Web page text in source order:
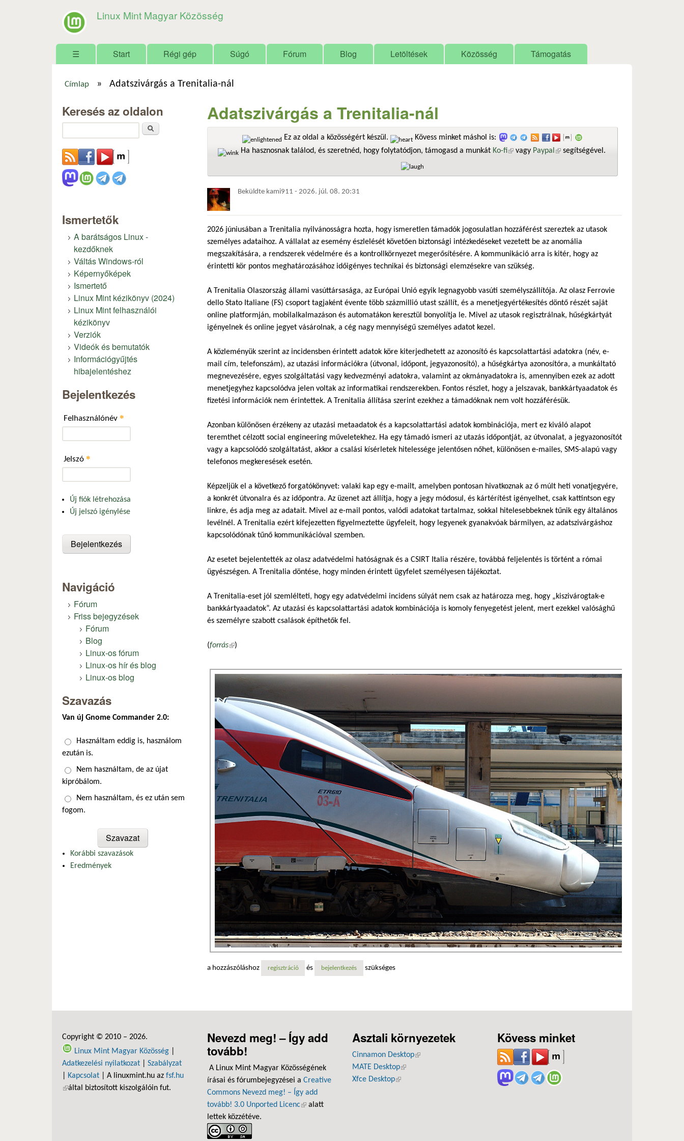
Linux Mint Magyar Közösség
Főmenü
☰ Start Régi gép Súgó Fórum Blog Letöltések Közösség Támogatás
Címlap » Adatszivárgás a Trenitalia-nál
Adatszivárgás a Trenitalia-nál
Ez az oldal a közösségért készül.
Kövess minket máshol is:
Ha hasznosnak találod, és szeretnéd, hogy folytatódjon, támogasd a munkát Ko-fi(külső hivatkozás)
vagy Paypal (külső hivatkozás)
segítségével.
Beküldte kami911 - 2026. júl. 08. 20:31
2026 júniusában a Trenitalia nyilvánosságra hozta, hogy ismeretlen támadók jogosulatlan hozzáférést szereztek az utasok
személyes adataihoz. A vállalat az esemény észlelését követően biztonsági intézkedéseket vezetett be az anomália
megszakítására, a rendszerek védelmére és a kontrollkörnyezet megerősítésére. A kommunikáció arra is kitér, hogy az
érintetti kör pontos meghatározásához időigényes technikai és biztonsági elemzésekre van szükség.
A Trenitalia Olaszország állami vasúttársasága, az Európai Unió egyik legnagyobb vasúti személyszállítója. Az olasz Ferrovie
dello Stato Italiane (FS) csoport tagjaként évente több százmillió utast szállít, és a menetjegyértékesítés döntő részét saját
online platformján, mobilalkalmazáson és automatákon keresztül bonyolítja le. Mivel az utasok regisztrálnak, hűségkártyát
igényelnek és online jegyet vásárolnak, a cég nagy mennyiségű személyes adatot kezel.
A közleményük szerint az incidensben érintett adatok köre kiterjedhetett az azonosító és kapcsolattartási adatokra (név, e-
mail cím, telefonszám), az utazási információkra (útvonal, időpont, jegyazonosító), a hűségkártya azonosítóra, a munkáltató
megnevezésére, egyes szolgáltatási vagy kedvezményi adatokra, valamint az okmányadatokra is, amennyiben ezek az adott
menetjegyhez kapcsolódva jelen voltak az informatikai rendszerekben. Fontos részlet, hogy a jelszavak, bankkártyaadatok és
fizetési információk nem érintettek. A Trenitalia állítása szerint ezekhez a támadóknak nem volt hozzáférésük.
Azonban különösen érzékeny az utazási metaadatok és a kapcsolattartási adatok kombinációja, mert ez kiváló alapot
teremthet célzott social engineering műveletekhez. Ha egy támadó ismeri az utazás időpontját, az útvonalat, a jegyazonosítót
vagy a kapcsolódó szolgáltatást, akkor a csalási kísérletek hitelessége jelentősen nőhet, különösen e-mailes, SMS-alapú vagy
telefonos megkeresések esetén.
Képzeljük el a következő forgatókönyvet: valaki kap egy e-mailt, amelyben pontosan hivatkoznak az ő múlt heti vonatjegyére,
a konkrét útvonalra és az időpontra. Az üzenet azt állítja, hogy a jegy módosul, és kártérítést igényelhet, csak kattintson egy
linkre, és adja meg az adatait. Mivel az e-mail pontos, valódi adatokat tartalmaz, sokkal hitelesebbeknek tűnik egy általános
levélnél. A Trenitalia ezért kifejezetten figyelmeztette ügyfeleit, hogy legyenek gyanakvóak bármilyen, az adatszivárgáshoz
kapcsolódónak tűnő kommunikációval szemben.
Az esetet bejelentették az olasz adatvédelmi hatóságnak és a CSIRT Italia részére, továbbá feljelentés is történt a római
ügyészségen. A Trenitalia döntése, hogy minden érintett ügyfelet személyesen tájékoztat.
A Trenitalia-eset jól szemlélteti, hogy egy adatvédelmi incidens súlyát nem csak az határozza meg, hogy „kiszivárogtak-e
bankkártyaadatok”. Az utazási és kapcsolattartási adatok kombinációja is komoly fenyegetést jelent, mert ezekkel valósághű
és személyre szabott csalások építhetők fel.
(forrás(külső hivatkozás)
)
a hozzászóláshoz regisztráció és bejelentkezés szükséges
Keresés az oldalon
Ismertetők
A barátságos Linux -
kezdőknek
Váltás Windows-ról
Képernyőképek
Ismertető
Linux Mint kézikönyv (2024)
Linux Mint felhasználói
kézikönyv
Verziók
Videók és bemutatók
Információgyűjtés
hibajelentéshez
Bejelentkezés
Felhasználónév *
Jelszó *
Új fiók létrehozása
Új jelszó igénylése
Navigáció
Fórum
Friss bejegyzések
Fórum
Blog
Linux-os fórum
Linux-os hír és blog
Linux-os blog
Szavazás
Van új Gnome Commander 2.0:
Választások
Használtam eddig is, használom
ezután is.
Nem használtam, de az újat
kipróbálom.
Nem használtam, és ez után sem
fogom.
Korábbi szavazások
Eredmények
Copyright © 2010 – 2026.
Linux Mint Magyar Közösség
Adatkezelési nyilatkozat
Szabályzat
Kapcsolat | A linuxmint.hu az fsf.hu
(külső hivatkozás)
által biztosított kiszolgálóin fut.
Nevezd meg! – Így add
tovább!
A Linux Mint Magyar Közösségének
írásai és fórumbejegyzései a Creative
Commons Nevezd meg! – Így add
tovább! 3.0 Unported Licenc(külső hivatkozás)
alatt
lettek közzétéve.
Asztali környezetek
Cinnamon Desktop(külső hivatkozás)
MATE Desktop(külső hivatkozás)
Xfce Desktop(külső hivatkozás)
Kövess minket